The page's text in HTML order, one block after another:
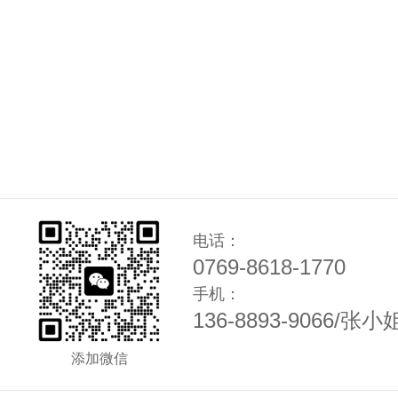
添加微信
电话：
0769-8618-1770
手机：
136-8893-9066/张小